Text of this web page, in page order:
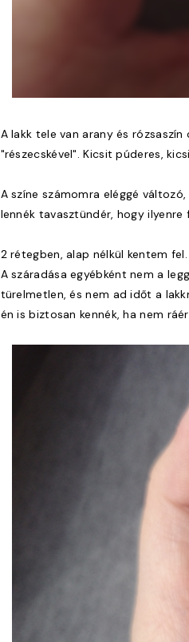
A lakk tele van arany és
"részecskével". Kicsit púderes,
A színe számomra eléggé
lennék tavasztündér, hogy
2 rétegben, alap nélkül kentem fel.
A száradása egyébként nem a
türelmetlen, és nem ad időt a
én is biztosan kennék, ha nem